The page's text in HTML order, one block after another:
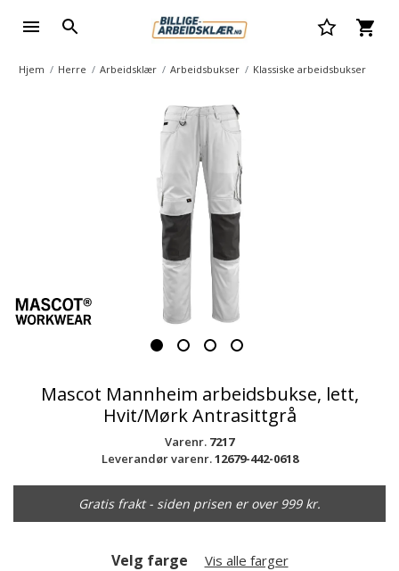
Hjem Herre Arbeidsklær Arbeidsbukser Klassiske arbeidsbukser
Mascot Mannheim arbeidsbukse, lett,
Hvit/Mørk Antrasittgrå
Varenr. 7217
Leverandør varenr.12679-442-0618
Gratis frakt - siden prisen er over 999 kr.
Velg farge Vis alle farger